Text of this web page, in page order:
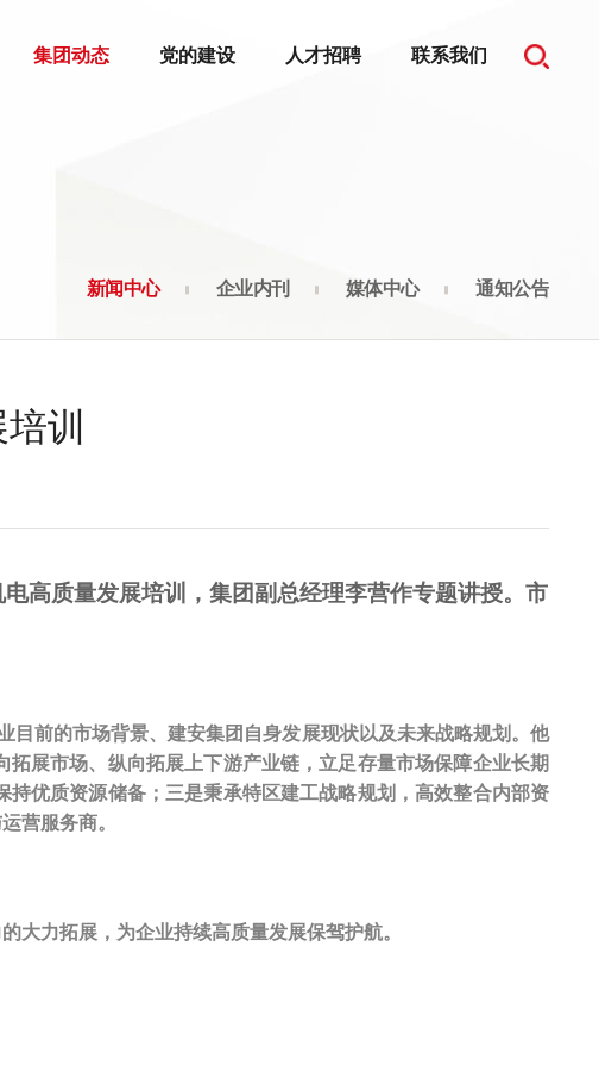
集团动态 党的建设 人才招聘 联系我们
新闻中心 企业内刊 媒体中心 通知公告
训
高质量发展培训，集团副总经理李营作专题讲授。市
前的市场背景、建安集团自身发展现状以及未来战略规划。他
展市场、纵向拓展上下游产业链，立足存量市场保障企业长期
优质资源储备；三是秉承特区建工战略规划，高效整合内部资
营服务商。
大力拓展，为企业持续高质量发展保驾护航。